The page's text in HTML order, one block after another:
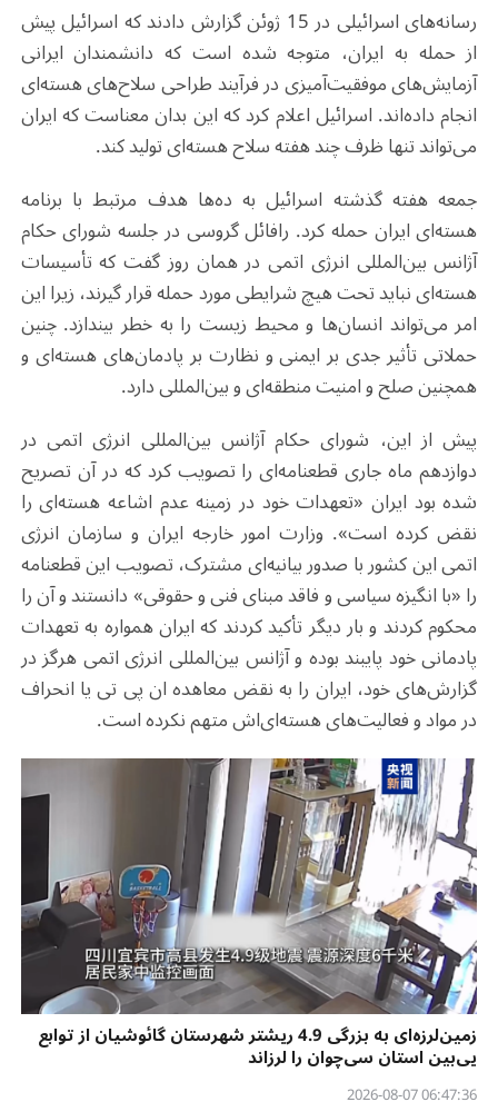
رسانه‌های اسرائیلی در 15 ژوئن گزارش دادند که اسرائیل پیش
از حمله به ایران، متوجه شده است که دانشمندان ایرانی
آزمایش‌های موفقیت‌آمیزی در فرآیند طراحی سلاح‌های هسته‌ای
انجام داده‌اند. اسرائیل اعلام کرد که این بدان معناست که ایران
می‌تواند تنها ظرف چند هفته سلاح هسته‌ای تولید کند.
جمعه هفته گذشته اسرائیل به ده‌ها هدف مرتبط با برنامه
هسته‌ای ایران حمله کرد. رافائل گروسی در جلسه شورای حکام
آژانس بین‌المللی انرژی اتمی در همان روز گفت که تأسیسات
هسته‌ای نباید تحت هیچ شرایطی مورد حمله قرار گیرند، زیرا این
امر می‌تواند انسان‌ها و محیط زیست را به خطر بیندازد. چنین
حملاتی تأثیر جدی بر ایمنی و نظارت بر پادمان‌های هسته‌ای و
همچنین صلح و امنیت منطقه‌ای و بین‌المللی دارد.
پیش از این، شورای حکام آژانس بین‌المللی انرژی اتمی در
دوازدهم ماه جاری قطعنامه‌ای را تصویب کرد که در آن تصریح
شده بود ایران «تعهدات خود در زمینه عدم اشاعه هسته‌ای را
نقض کرده است». وزارت امور خارجه ایران و سازمان انرژی
اتمی این کشور با صدور بیانیه‌ای مشترک، تصویب این قطعنامه
را «با انگیزه سیاسی و فاقد مبنای فنی و حقوقی» دانستند و آن را
محکوم کردند و بار دیگر تأکید کردند که ایران همواره به تعهدات
پادمانی خود پایبند بوده و آژانس بین‌المللی انرژی اتمی هرگز در
گزارش‌های خود، ایران را به نقض معاهده ان پی تی یا انحراف
در مواد و فعالیت‌های هسته‌ای‌اش متهم نکرده است.
زمین‌لرزه‌ای به بزرگی 4.9 ریشتر شهرستان گائوشیان از توابع
یی‌بین استان سی‌چوان را لرزاند
06:47:36 2026-08-07